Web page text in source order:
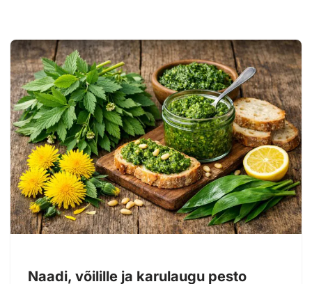
Naadi, võilille ja karulaugu pesto